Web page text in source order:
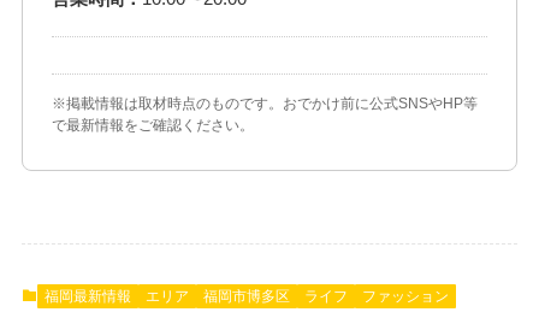
※掲載情報は取材時点のものです。おでかけ前に公式SNSやHP等
で最新情報をご確認ください。
福岡最新情報 エリア 福岡市博多区 ライフ ファッション